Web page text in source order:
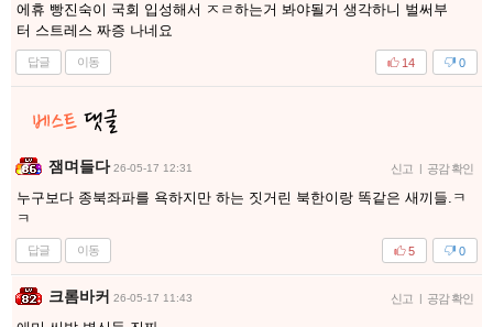
에휴 빵진숙이 국회 입성해서 ㅈㄹ하는거 봐야될거 생각하니 벌써부
터 스트레스 짜증 나네요
답글 이동 0
14
잼며들다 26-05-17 12:31 신고 | 공감 확인
누구보다 종북좌파를 욕하지만 하는 짓거린 북한이랑 똑같은 새끼들.ㅋ
ㅋ
답글 이동 0
5
크롬바커 26-05-17 11:43 신고 | 공감 확인